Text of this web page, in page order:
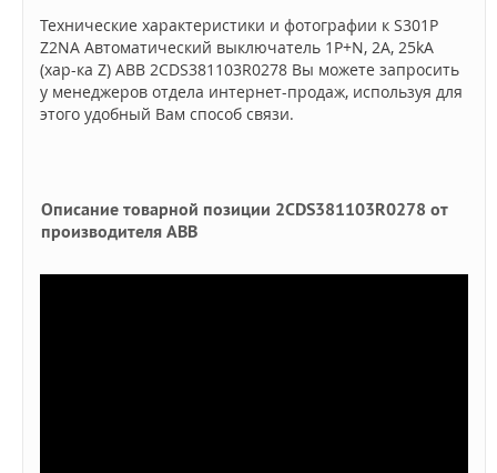
Технические характеристики и фотографии к S301P
Z2NA Автоматический выключатель 1P+N, 2А, 25kA
(хар-ка Z) ABB 2CDS381103R0278 Вы можете запросить
у менеджеров отдела интернет-продаж, используя для
этого удобный Вам способ связи.
Описание товарной позиции 2CDS381103R0278 от
производителя ABB